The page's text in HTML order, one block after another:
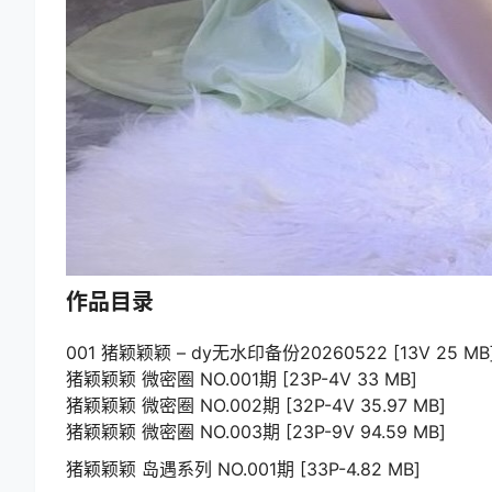
作品目录
001 猪颖颖颖 – dy无水印备份20260522 [13V 25
猪颖颖颖 微密圈 NO.001期 [23P-4V 33 MB]
猪颖颖颖 微密圈 NO.002期 [32P-4V 35.97 MB]
猪颖颖颖 微密圈 NO.003期 [23P-9V 94.59 MB]
猪颖颖颖 岛遇系列 NO.001期 [33P-4.82 MB]